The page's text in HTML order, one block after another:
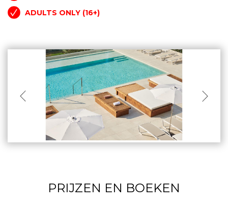
ADULTS ONLY (16+)
PRIJZEN EN BOEKEN